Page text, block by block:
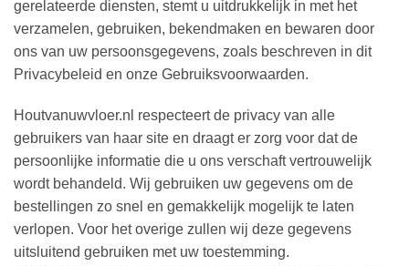
gerelateerde diensten, stemt u uitdrukkelijk in met het
verzamelen, gebruiken, bekendmaken en bewaren door
ons van uw persoonsgegevens, zoals beschreven in dit
Privacybeleid en onze Gebruiksvoorwaarden.
Houtvanuwvloer.nl respecteert de privacy van alle
gebruikers van haar site en draagt er zorg voor dat de
persoonlijke informatie die u ons verschaft vertrouwelijk
wordt behandeld. Wij gebruiken uw gegevens om de
bestellingen zo snel en gemakkelijk mogelijk te laten
verlopen. Voor het overige zullen wij deze gegevens
uitsluitend gebruiken met uw toestemming.